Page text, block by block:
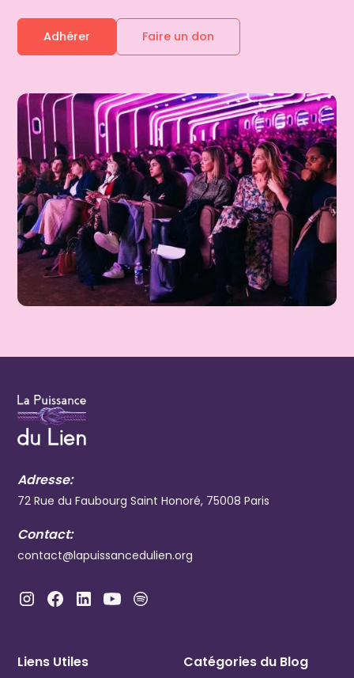
Adhérer Faire un don
Adresse:
72 Rue du Faubourg Saint Honoré, 75008 Paris
Contact:
contact@lapuissancedulien.org
Liens Utiles Catégories du Blog